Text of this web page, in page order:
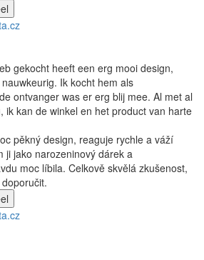
gekocht heeft een erg mooi design,
Ik kocht hem als
ontvanger was er erg blij mee. Al met al
ik kan de winkel en het product van harte
pěkný design, reaguje rychle a váží
ji jako narozeninový dárek a
moc líbila. Celkově skvělá zkušenost,